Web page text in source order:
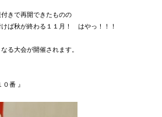
きで再開できたものの
ば秋が終わる１１月！ はやっ！！！
る大会が開催されます。
番 』